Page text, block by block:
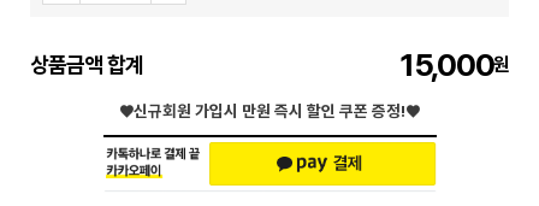
상품금액 합계 15,000
♥신규회원 가입시 만원 즉시 할인 쿠폰 증정!♥